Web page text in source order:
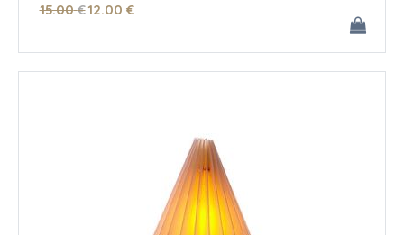
15.00 €12.00 €